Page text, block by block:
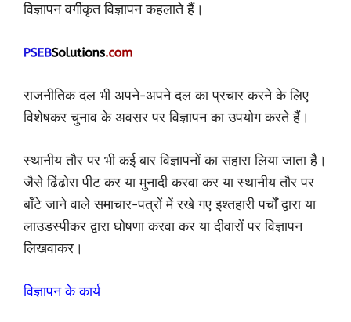
विज्ञापन वर्गीकृत विज्ञापन कहलाते हैं।
राजनीतिक दल भी अपने-अपने दल का प्रचार करने के लिए
विशेषकर चुनाव के अवसर पर विज्ञापन का उपयोग करते हैं।
स्थानीय तौर पर भी कई बार विज्ञापनों का सहारा लिया जाता है।
जैसे ढिंढोरा पीट कर या मुनादी करवा कर या स्थानीय तौर पर
बाँटे जाने वाले समाचार-पत्रों में रखे गए इश्तहारी पर्चों द्वारा या
लाउडस्पीकर द्वारा घोषणा करवा कर या दीवारों पर विज्ञापन
लिखवाकर।
विज्ञापन के कार्य